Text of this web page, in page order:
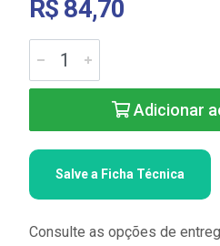
R$ 84,70
Adicionar
Salve a Ficha Técnica
Consulte as opções de